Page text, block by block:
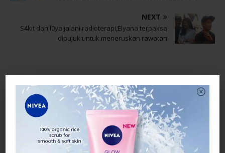
NEXT
S4kit dan l0ya jalani radioterapi,Elyana terpaksa
dipujuk untuk meneruskan rawatan